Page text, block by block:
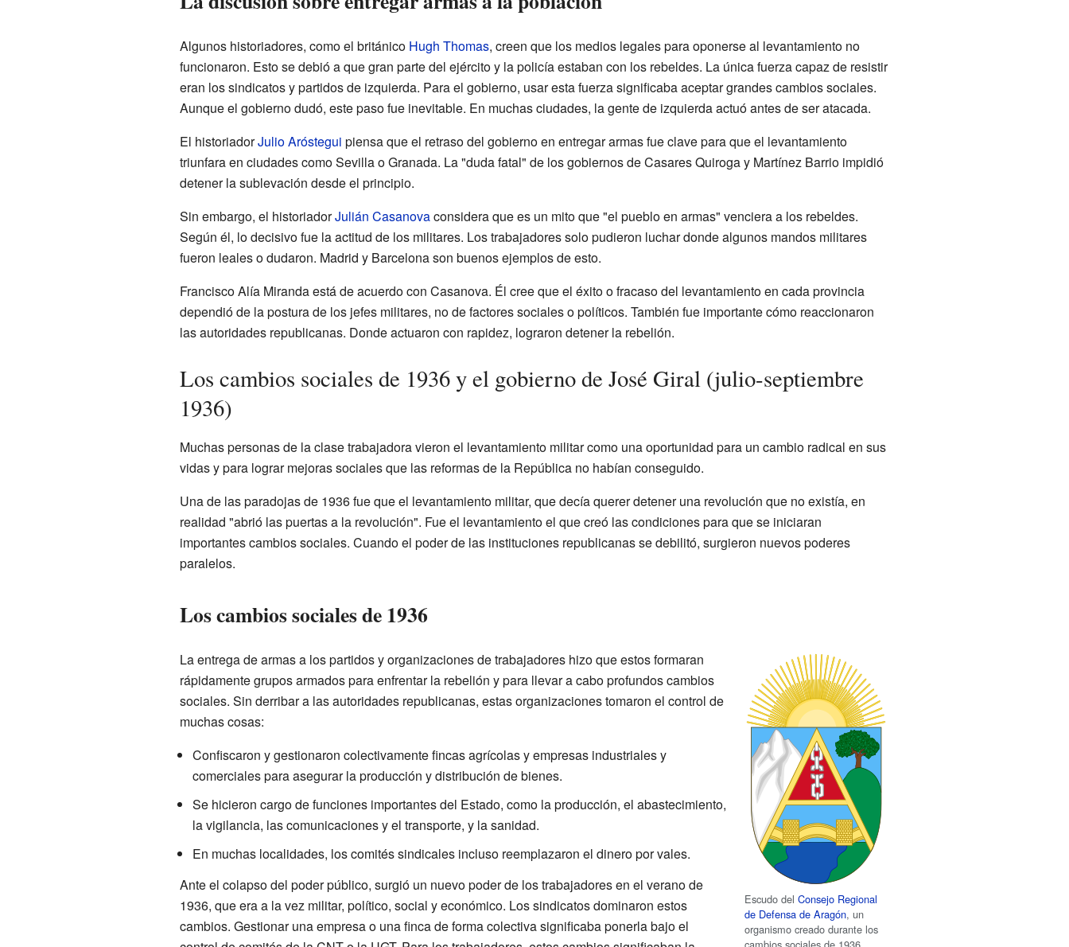
Algunos historiadores, como el británico Hugh Thomas, creen que los medios legales para oponerse al levantamiento no
funcionaron. Esto se debió a que gran parte del ejército y la policía estaban con los rebeldes. La única fuerza capaz de resistir
eran los sindicatos y partidos de izquierda. Para el gobierno, usar esta fuerza significaba aceptar grandes cambios sociales.
Aunque el gobierno dudó, este paso fue inevitable. En muchas ciudades, la gente de izquierda actuó antes de ser atacada.
El historiadorJulio Aróstegui piensa que el retraso del gobierno en entregar armas fue clave para que el levantamiento
triunfara en ciudades como Sevilla o Granada. La "duda fatal" de los gobiernos de Casares Quiroga y Martínez Barrio impidió
detener la sublevación desde el principio.
Sin embargo, el historiadorJulián Casanovaconsidera que es un mito que "el pueblo en armas" venciera a los rebeldes.
Según él, lo decisivo fue la actitud de los militares. Los trabajadores solo pudieron luchar donde algunos mandos militares
fueron leales o dudaron. Madrid y Barcelona son buenos ejemplos de esto.
Francisco Alía Miranda está de acuerdo con Casanova. Él cree que el éxito o fracaso del levantamiento en cada provincia
dependió de la postura de los jefes militares, no de factores sociales o políticos. También fue importante cómo reaccionaron
las autoridades republicanas. Donde actuaron con rapidez, lograron detener la rebelión.
Los cambios sociales de 1936 y el gobierno de José Giral (julio-septiembre
1936)
Muchas personas de la clase trabajadora vieron el levantamiento militar como una oportunidad para un cambio radical en sus
vidas y para lograr mejoras sociales que las reformas de la República no habían conseguido.
Una de las paradojas de 1936 fue que el levantamiento militar, que decía querer detener una revolución que no existía, en
realidad "abrió las puertas a la revolución". Fue el levantamiento el que creó las condiciones para que se iniciaran
importantes cambios sociales. Cuando el poder de las instituciones republicanas se debilitó, surgieron nuevos poderes
paralelos.
Los cambios sociales de 1936
Escudo delConsejo Regional
de Defensa de Aragón, un
organismo creado durante los
La entrega de armas a los partidos y organizaciones de trabajadores hizo que estos formaran
rápidamente grupos armados para enfrentar la rebelión y para llevar a cabo profundos cambios
sociales. Sin derribar a las autoridades republicanas, estas organizaciones tomaron el control de
muchas cosas:
Confiscaron y gestionaron colectivamente fincas agrícolas y empresas industriales y
comerciales para asegurar la producción y distribución de bienes.
Se hicieron cargo de funciones importantes del Estado, como la producción, el abastecimiento,
la vigilancia, las comunicaciones y el transporte, y la sanidad.
En muchas localidades, los comités sindicales incluso reemplazaron el dinero por vales.
Ante el colapso del poder público, surgió un nuevo poder de los trabajadores en el verano de
1936, que era a la vez militar, político, social y económico. Los sindicatos dominaron estos
cambios. Gestionar una empresa o una finca de forma colectiva significaba ponerla bajo el